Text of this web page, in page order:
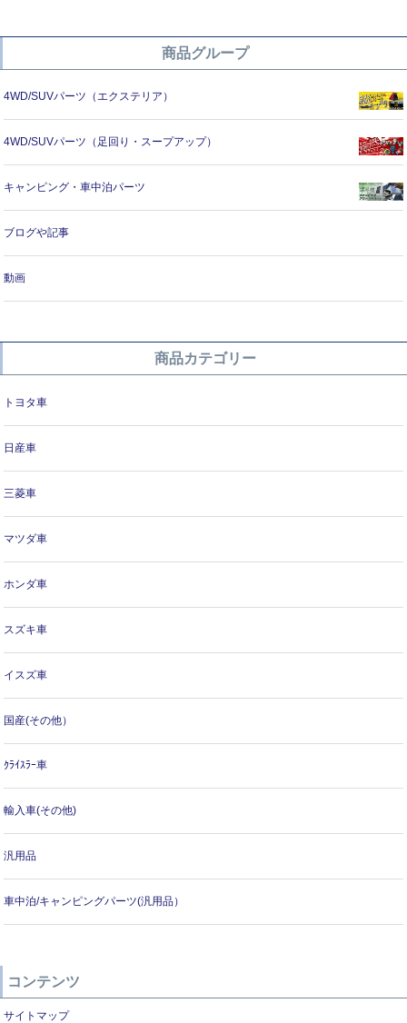
商品グループ
4WD/SUVパーツ（エクステリア）
4WD/SUVパーツ（足回り・スープアップ）
キャンピング・車中泊パーツ
ブログや記事
動画
商品カテゴリー
トヨタ車
日産車
三菱車
マツダ車
ホンダ車
スズキ車
イスズ車
国産(その他）
ｸﾗｲｽﾗｰ車
輸入車(その他)
汎用品
車中泊/キャンピングパーツ(汎用品）
コンテンツ
サイトマップ